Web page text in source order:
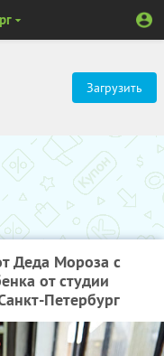
Загрузить
Деда Мороза с
от студии
Петербург